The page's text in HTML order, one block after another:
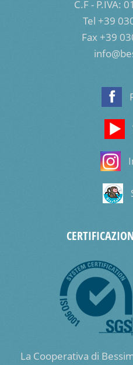
C.F - P.IVA:
Tel +39
Fax +39
La Cooperativa di